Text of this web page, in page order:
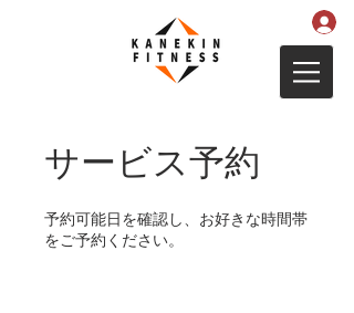
サービス予約
予約可能日を確認し、お好きな時間帯
をご予約ください。